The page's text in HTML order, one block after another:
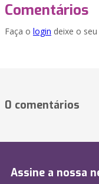
Comentários
Faça o login deixe o
0 comentários
Assine a nossa